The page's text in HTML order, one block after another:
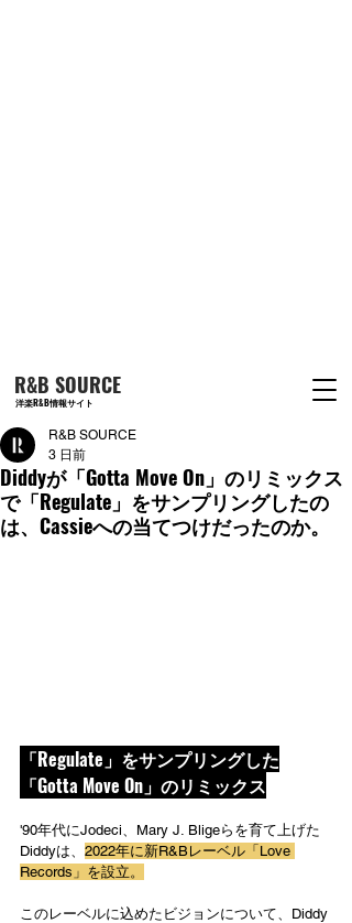
R&B SOURCE
洋楽R&B情報サイト
Diddyが「Gotta Move On」のリミックス
で「Regulate」をサンプリングしたの
は、Cassieへの当てつけだったのか。
R&B SOURCE
3 日前
「Regulate」をサンプリングした
「Gotta Move On」のリミックス
'90年代にJodeci、Mary J. Bligeらを育て上げた
Diddyは、 2022年に新R&Bレーベル「Love
Records」を設立。
このレーベルに込めたビジョンについて、Diddy